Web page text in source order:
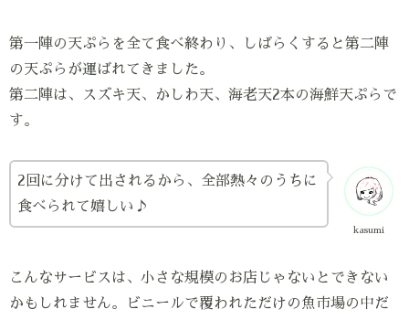
第一陣の天ぷらを全て食べ終わり、しばらくすると第二陣
の天ぷらが運ばれてきました。
第二陣は、スズキ天、かしわ天、海老天2本の海鮮天ぷらで
す。
kasumi
2回に分けて出されるから、全部熱々のうちに
食べられて嬉しい♪
こんなサービスは、小さな規模のお店じゃないとできない
かもしれません。ビニールで覆われただけの魚市場の中だ